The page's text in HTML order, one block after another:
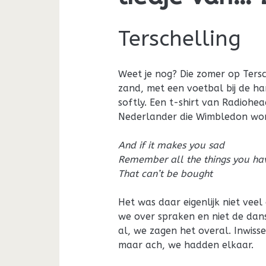
Terschelling
Weet je nog? Die zomer op
zand, met een voetbal bij de
softly. Een t-shirt van
Nederlander die Wimbledon
And if it makes you sad
Remember all the things you
That can’t be bought
Het was daar eigenlijk niet
we over spraken en niet de
al, we zagen het overal.
maar ach, we hadden elkaar.